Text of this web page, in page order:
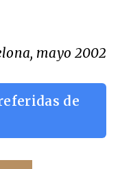
mayo 2002
de